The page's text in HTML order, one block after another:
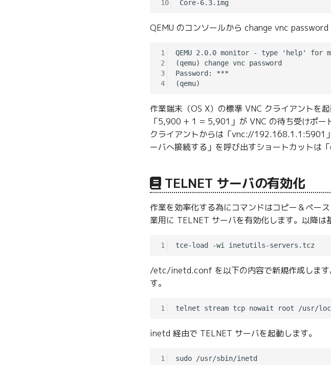
10
Core-6.3.img
QEMU のコンソールから change vnc password
1
2
3
4
QEMU 2.0.0 monitor - type 'help' for
(qemu) change vnc password
Password: ***
作業端末（OS X）の標準 VNC クライアントを
「5,900 + 1 = 5,901」が VNC の待ち受けポ
クライアントからは「vnc://192.168.1.1:5901
ーバへ接続する」を呼び出すショートカットは
TELNET サーバの有効化
作業を効率化する為にコマンドはコピー＆ペー
業用に TELNET サーバを有効化します。以降は
1
/etc/inetd.conf を以下の内容で新規作成しま
す。
1
inetd 経由で TELNET サーバを起動します。
1